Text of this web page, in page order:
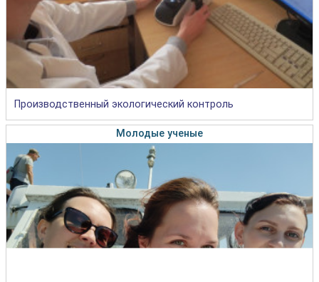
Производственный экологический контроль
Молодые ученые